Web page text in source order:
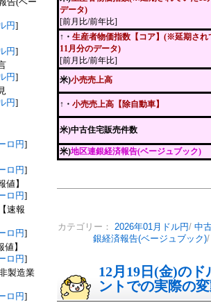
円]
円]
円]
円]
ロ円]
ロ円]
値】
ロ円]
速報
ロ円]
】
ロ円]
製造業
ロ円]
データ)
[前月比/前年比]
↑・ 生産者物価指数【コア】(※延期され
11月分のデータ)
[前月比/前年比]
米)小売売上高
↑・ 小売売上高【除自動車】
米)中古住宅販売件数
米)地区連銀経済報告(ベージュブック)
カテゴリー： 2026年01月ドル円/ 中
銀経済報告(ベージュブック)
12月19日(金)の
ントでの実際の